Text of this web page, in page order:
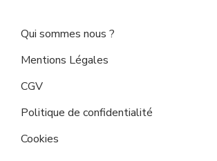
Qui sommes nous ?
Mentions Légales
CGV
Politique de confidentialité
Cookies